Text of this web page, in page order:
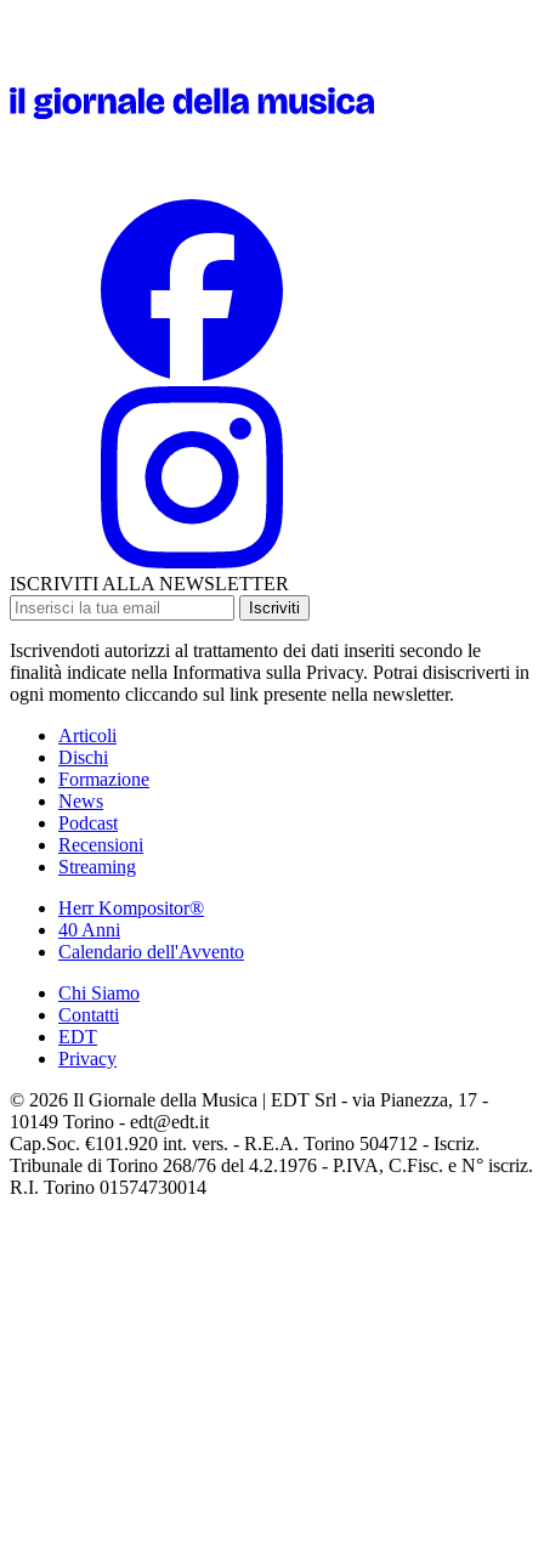
ISCRIVITI ALLA NEWSLETTER
Iscriviti
Iscrivendoti autorizzi al trattamento dei dati inseriti secondo le
finalità indicate nella Informativa sulla Privacy. Potrai disiscriverti in
ogni momento cliccando sul link presente nella newsletter.
Articoli
Dischi
Formazione
News
Podcast
Recensioni
Streaming
Herr Kompositor®
40 Anni
Calendario dell'Avvento
Chi Siamo
Contatti
EDT
Privacy
© 2026 Il Giornale della Musica | EDT Srl - via Pianezza, 17 -
10149 Torino - edt@edt.it
Cap.Soc. €101.920 int. vers. - R.E.A. Torino 504712 - Iscriz.
Tribunale di Torino 268/76 del 4.2.1976 - P.IVA, C.Fisc. e N° iscriz.
R.I. Torino 01574730014